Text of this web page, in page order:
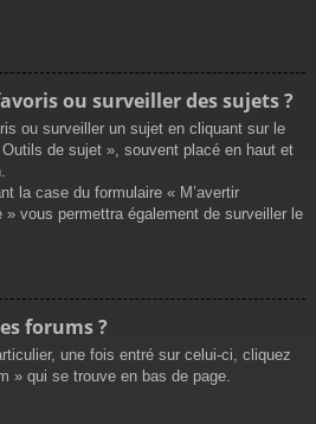
ou surveiller des sujets ?
ou surveiller un sujet en cliquant sur le
Outils de sujet », souvent placé en haut et
la case du formulaire « M’avertir
» vous permettra également de surveiller le
forums ?
une fois entré sur celui-ci, cliquez
» qui se trouve en bas de page.